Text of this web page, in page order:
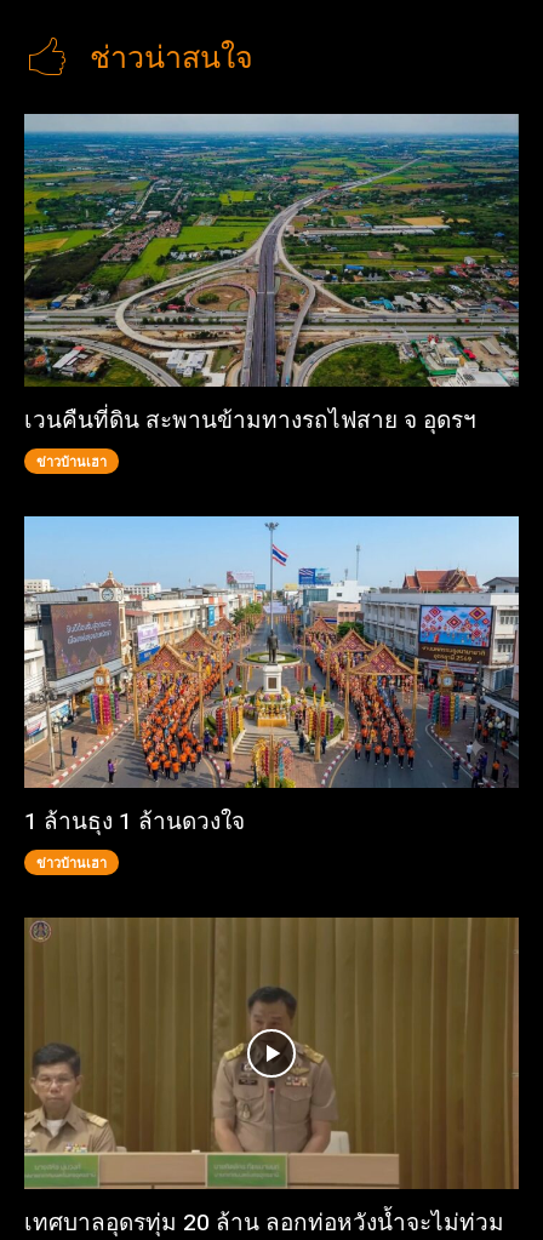
ช่าวน่าสนใจ
เวนคืนที่ดิน สะพานข้ามทางรถไฟสาย จ อุดรฯ
ข่าวบ้านเฮา
1 ล้านธุง 1 ล้านดวงใจ
ข่าวบ้านเฮา
เทศบาลอุดรทุ่ม 20 ล้าน ลอกท่อหวังน้ำจะไม่ท่วม